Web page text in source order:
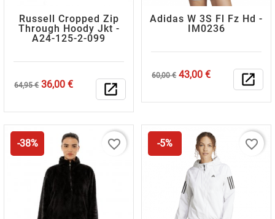
Russell Cropped Zip
Through Hoody Jkt -
A24-125-2-099
Κανονική
64,95 € Τιμή
36,00 € open_in_new
Adidas W 3S Fl Fz Hd -
IM0236
Κανονική
60,00 € Τιμή
43,00 € open_in_new
-38% favorite_border -5% favorite_border